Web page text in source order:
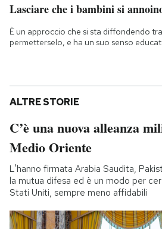
Lasciare che i bambini si
È un approccio che si sta diffondendo
permetterselo, e ha un suo senso
ALTRE STORIE
C’è una nuova alleanza
Medio Oriente
L'hanno firmata Arabia Saudita,
la mutua difesa ed è un modo per
Stati Uniti, sempre meno affidabili